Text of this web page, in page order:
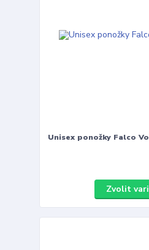
Unisex ponožky Falco
Zvolit